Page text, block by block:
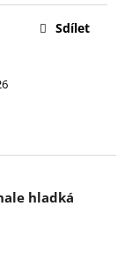
Sdílet
hladká